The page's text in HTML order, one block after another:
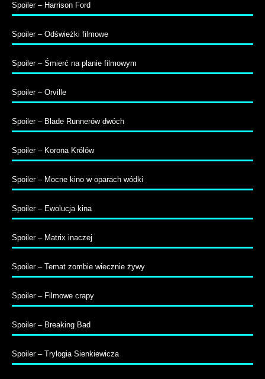
Spoiler – Harrison Ford
Spoiler – Odświeżki filmowe
Spoiler – Śmierć na planie filmowym
Spoiler – Orville
Spoiler – Blade Runnerów dwóch
Spoiler – Korona Królów
Spoiler – Mocne kino w oparach wódki
Spoiler – Ewolucja kina
Spoiler – Matrix inaczej
Spoiler – Temat zombie wiecznie żywy
Spoiler – Filmowe crapy
Spoiler – Breaking Bad
Spoiler – Trylogia Sienkiewicza